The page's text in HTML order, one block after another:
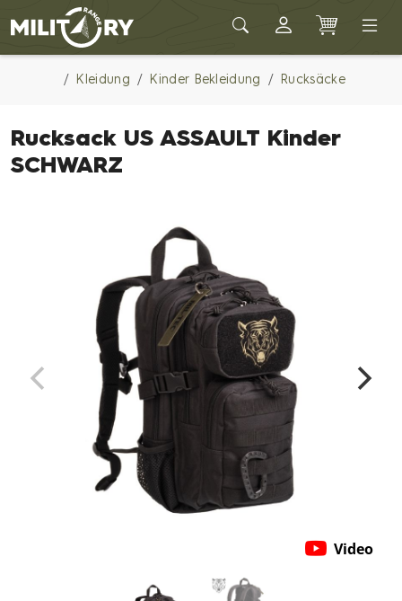
Army shop MILITARY RANGE
Kleidung Kinder Bekleidung Rucksäcke
Rucksack US ASSAULT Kinder
SCHWARZ
Video